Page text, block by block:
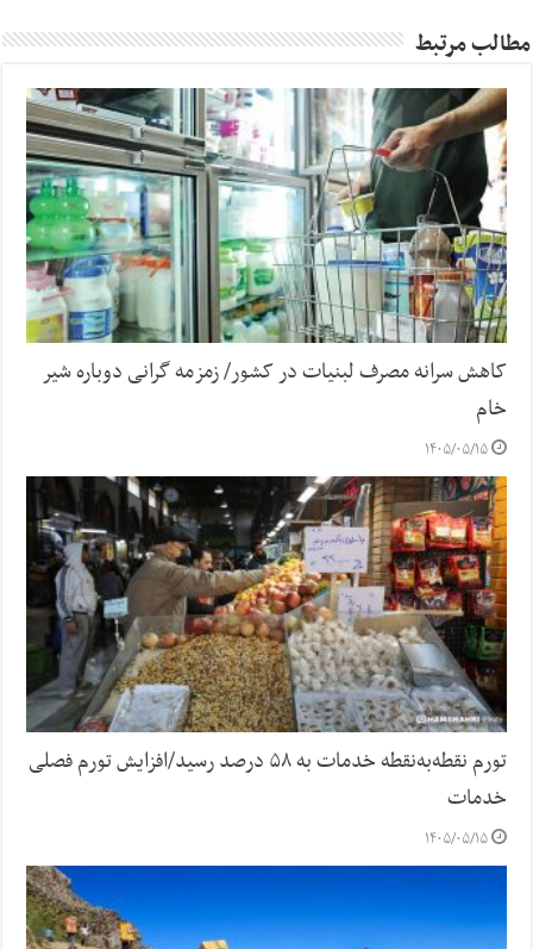
مطالب مرتبط
کاهش سرانه مصرف لبنیات در کشور/ زمزمه گرانی دوباره شیر
خام
۱۴۰۵/۰۵/۱۵
تورم نقطه‌به‌نقطه خدمات به ۵۸ درصد رسید/افزایش تورم فصلی
خدمات
۱۴۰۵/۰۵/۱۵